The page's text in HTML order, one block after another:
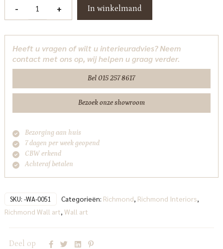
-
white
Richmond
Interiors
+ In winkelmand
Heeft u vragen of wilt u interieuradvies? Neem
contact met ons op, wij helpen u graag verder.
Bel 015 257 8617
Bezoek onze showroom
Bezorging aan huis
7 dagen per week geopend
CBW erkend
Achteraf betalen
SKU: -WA-0051 Categorieën: Richmond Richmond Interiors
Richmond Wall art Wall art
Deel op